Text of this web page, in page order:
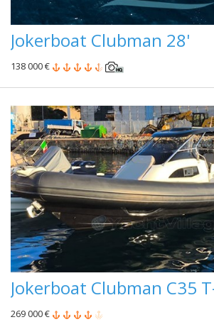
Jokerboat Clubman 28'
138 000 €
Jokerboat Clubman C35
269 000 €